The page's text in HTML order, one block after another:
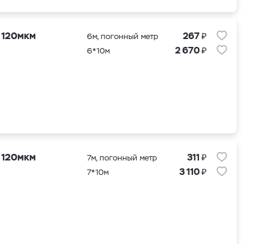
6м, погонный метр 267₽
6*10м 2 670₽
7м, погонный метр 311₽
7*10м 3 110₽